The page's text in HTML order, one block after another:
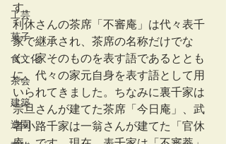
工芸
菓子
食文化
茶会
建築
造園
す。
利休さんの茶席「不審庵」は代々表千
家で継承され、茶席の名称だけでな
く、家そのものを表す語であるととも
に、代々の家元自身を表す語として用
いられてきました。ちなみに裏千家は
宗旦さんが建てた茶席「今日庵」、武
者小路千家は一翁さんが建てた「官休